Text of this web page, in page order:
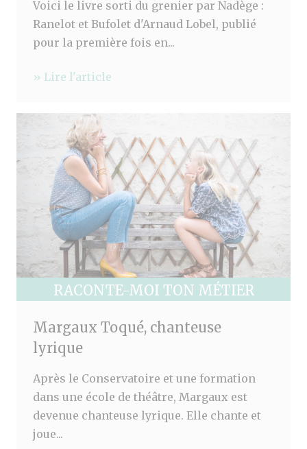
Voici le livre sorti du grenier par Nadège :
Ranelot et Bufolet d'Arnaud Lobel, publié
pour la première fois en...
» Lire l'article
RACONTE-MOI TON MÉTIER
Margaux Toqué, chanteuse
lyrique
Après le Conservatoire et une formation
dans une école de théâtre, Margaux est
devenue chanteuse lyrique. Elle chante et
joue...